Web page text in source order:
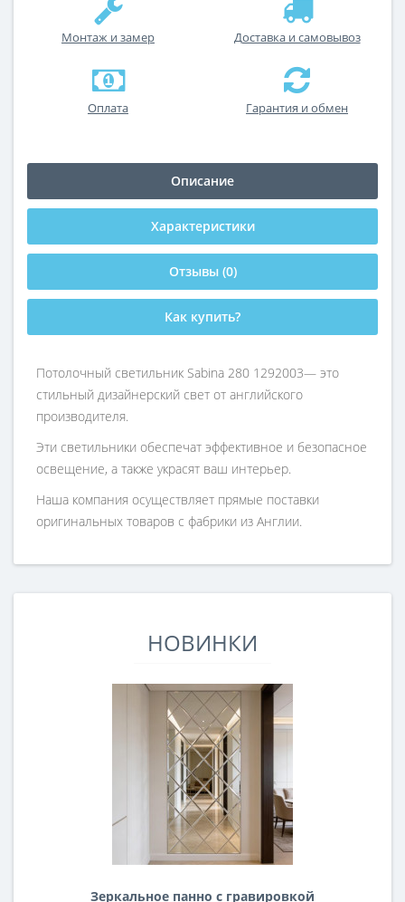
Монтаж и замер Доставка и самовывоз
Оплата Гарантия и обмен
Описание
Характеристики
Отзывы (0)
Как купить?
Потолочный светильник Sabina 280 1292003— это
стильный дизайнерский свет от английского
производителя.
Эти светильники обеспечат эффективное и безопасное
освещение, а также украсят ваш интерьер.
Наша компания осуществляет прямые поставки
оригинальных товаров с фабрики из Англии.
НОВИНКИ
Зеркальное панно с гравировкой